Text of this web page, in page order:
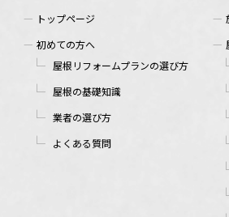
トップページ
初めての方へ
屋根リフォームプランの選び方
屋根の基礎知識
業者の選び方
よくある質問